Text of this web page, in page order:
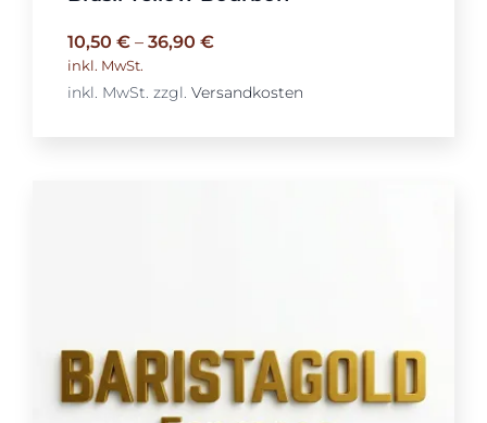
10,50 €– 36,90 €
inkl. MwSt.
inkl. MwSt. zzgl. Versandkosten